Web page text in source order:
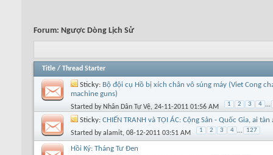
Forum: Ngược Dòng Lịch Sử
Title / Thread Starter
Sticky: Bộ đội cụ Hồ bị xích chân vô súng máy (Viet Cong
machine guns)
Started by Nhân Dân Tự Vệ, 24-11-2011 01:56 AM 1 2 3 4 ...
Sticky: CHIẾN TRANH và TỘI ÁC: Cộng Sản - Quốc Gia, ai
Started byalamit, 08-12-2011 03:51 AM 1 2 3 4 ... 127
Hồi Ký: Tháng Tư Đen